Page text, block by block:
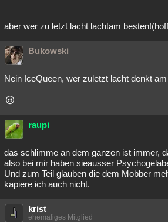
aber wer zu letzt lacht lachtam
Bukowski
Nein IceQueen, wer zuletzt lacht denkt
raupi
das schlimme an dem ganzen ist immer,
also bei mir haben sieausser
Und zum Teil glauben die dem Mobber
kapiere ich auch nicht.
krist
ehemaliges Mitglied